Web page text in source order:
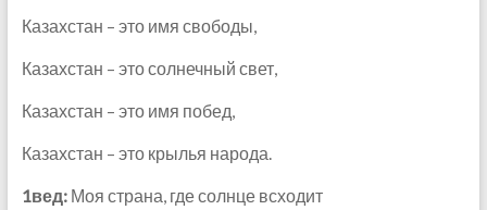
Казахстан – это имя свободы,
Казахстан – это солнечный свет,
Казахстан – это имя побед,
Казахстан – это крылья народа.
1вед:Моя страна, где солнце всходит